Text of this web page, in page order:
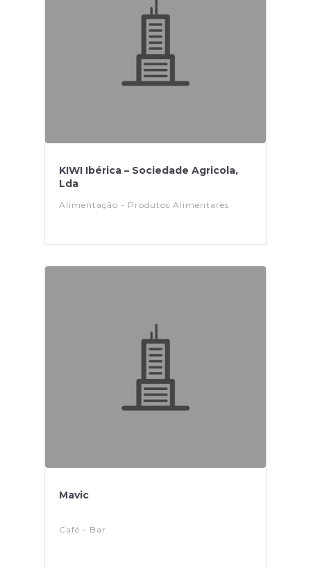
KIWI Ibérica – Sociedade Agricola,
Lda
Alimentação - Produtos Alimentares
Mavic
Café - Bar